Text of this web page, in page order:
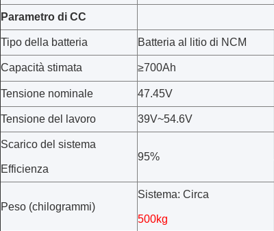
Parametro di CC
Tipo della batteria Batteria al litio di NCM
Capacità stimata ≥700Ah
Tensione nominale 47.45V
Tensione del lavoro 39V~54.6V
Scarico del sistema
Efficienza
95%
Peso (chilogrammi)
Sistema: Circa
500kg